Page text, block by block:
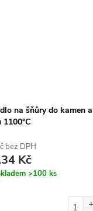
na šňůry do kamen a
bez DPH
Kč
>100 ks